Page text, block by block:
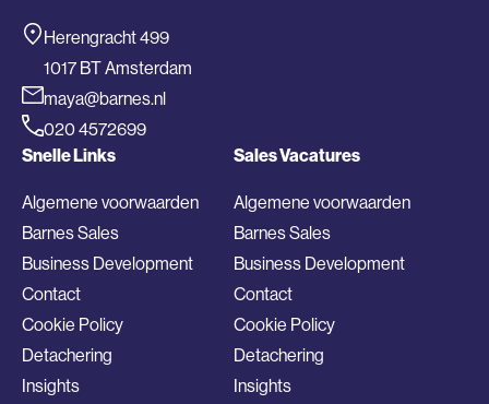
Herengracht 499
1017 BT Amsterdam
maya@barnes.nl
020 4572699
Snelle Links
Algemene voorwaarden
Barnes Sales
Business Development
Contact
Cookie Policy
Detachering
Insights
Sales Vacatures
Algemene voorwaarden
Barnes Sales
Business Development
Contact
Cookie Policy
Detachering
Insights